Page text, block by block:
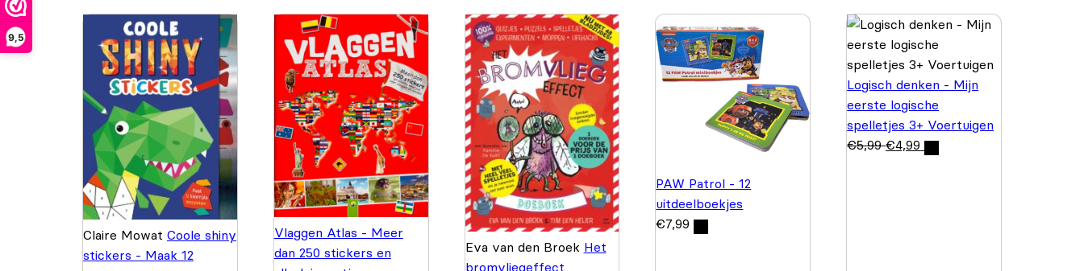
9,5
Claire Mowat Coole shiny
stickers - Maak 12
Vlaggen Atlas - Meer
dan 250 stickers en
Eva van den Broek Het
bromvliegeffect
PAW Patrol - 12
uitdeelboekjes
€7,99
Logisch denken - Mijn
eerste logische
spelletjes 3+ Voertuigen
€5,99 €4,99